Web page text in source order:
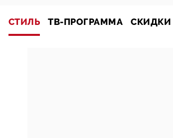
СТИЛЬ ТВ-ПРОГРАММА СКИДКИ